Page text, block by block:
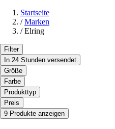
Startseite
/ Marken
/ Elring
Filter
In 24 Stunden versendet
Größe
Farbe
Produkttyp
Preis
9 Produkte anzeigen